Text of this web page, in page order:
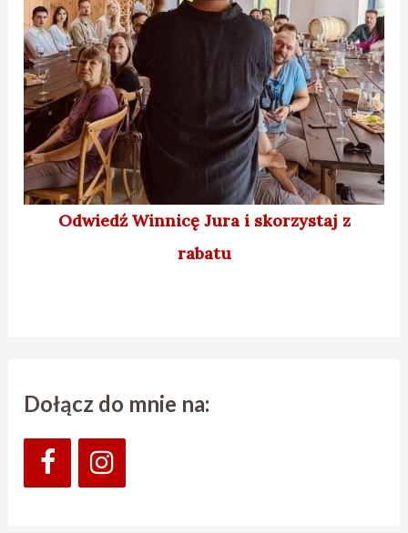
Odwiedź Winnicę Jura i skorzystaj z
rabatu
Dołącz do mnie na: